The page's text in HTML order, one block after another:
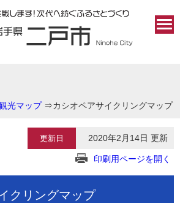
光マップ⇒カシオペアサイクリングマップ
更新日 2020年2月14日 更新
印刷用ページを開く
クリングマップ